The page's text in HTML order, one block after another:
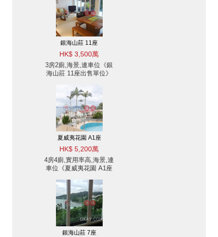
銀海山莊 11座
HK$ 3,500萬
3房2廁,海景,連車位《銀
海山莊 11座出售單位》
夏威夷花園 A1座
HK$ 5,200萬
4房4廁,實用率高,海景,連
車位《夏威夷花園 A1座
銀海山莊 7座